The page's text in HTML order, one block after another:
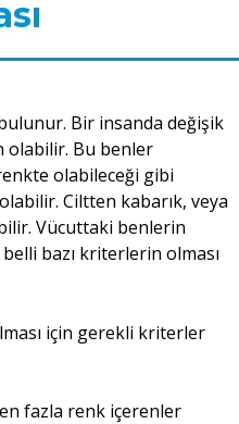
Bir insanda değişik
olabilir. Bu benler
olabileceği gibi
Ciltten kabarık, veya
Vücuttaki benlerin
bazı kriterlerin olması
için gerekli kriterler
fazla renk içerenler